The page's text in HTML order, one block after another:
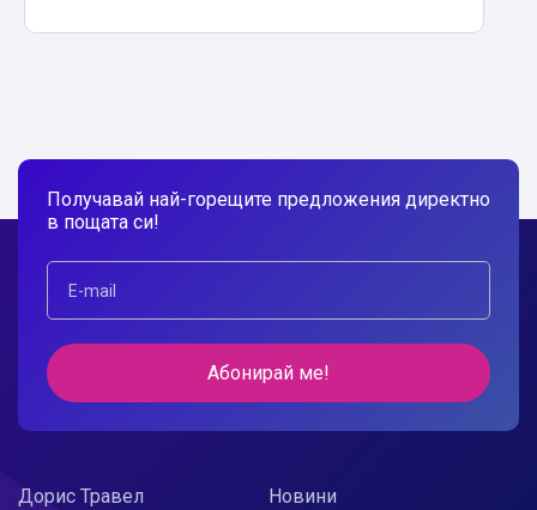
Получавай най-горещите предложения директно
в пощата си!
Абонирай ме!
Дорис Травел Новини